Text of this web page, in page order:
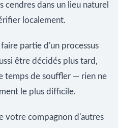
cendres dans un lieu naturel
localement.
partie d'un processus
être décidés plus tard,
temps de souffler — rien ne
le plus difficile.
votre compagnon d'autres